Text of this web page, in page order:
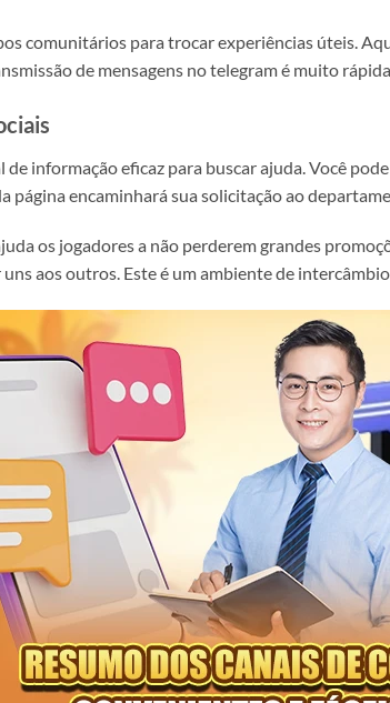
comunitários para trocar experiências úteis.
de mensagens no telegram é muito
de informação eficaz para buscar ajuda. Você
página encaminhará sua solicitação ao
os jogadores a não perderem grandes
aos outros. Este é um ambiente de